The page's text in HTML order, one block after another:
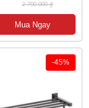
2.700.000 ₫
Mua Ngay
-45%